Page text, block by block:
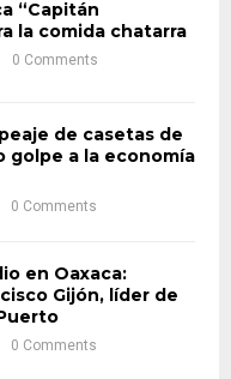
“Capitán
la comida chatarra
0 Comments
de casetas de
golpe a la economía
0 Comments
en Oaxaca:
Gijón, líder de
0 Comments